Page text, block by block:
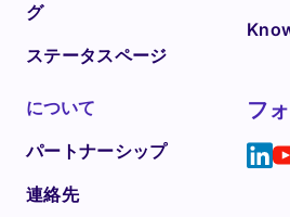
グ
ステータスページ
について
パートナーシップ
連絡先
フ